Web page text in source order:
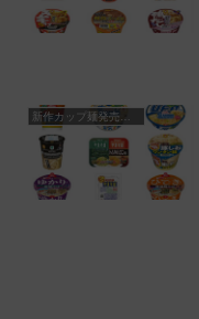
新作カップ麺発売予定